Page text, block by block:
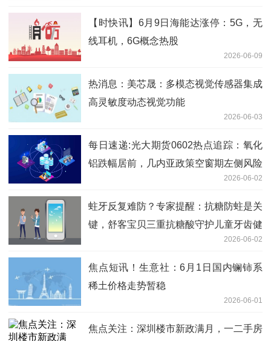
【时快讯】6月9日海能达涨停：5G，无
线耳机，6G概念热股
2026-06-09
热消息：美芯晟：多模态视觉传感器集成
高灵敏度动态视觉功能
2026-06-03
每日速递:光大期货0602热点追踪：氧化
铝跌幅居前，几内亚政策空窗期左侧风险
2026-06-02
蛀牙反复难防？专家提醒：抗糖防蛀是关
键，舒客宝贝三重抗糖酸守护儿童牙齿健
2026-06-02
焦点短讯！生意社：6月1日国内镧铈系
稀土价格走势暂稳
2026-06-01
焦点关注：深圳楼市新政满月，一二手房